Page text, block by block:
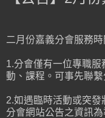
二月份嘉義分會服務時
1.分會僅有一位專職
動、課程。可事先聯
2.如遇臨時活動或突
分會網站公告之資訊為